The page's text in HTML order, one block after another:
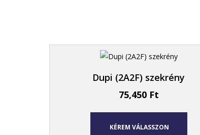
Dupi (2A2F) szekrény
75,450 Ft
KÉREM VÁLASSZON